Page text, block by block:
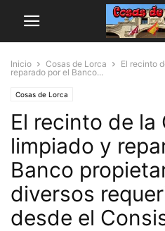
Inicio Cosas de Lorca
El recinto
reparado por el Banco...
Cosas de Lorca
El recinto de la
limpiado y
Banco
diversos
desde el